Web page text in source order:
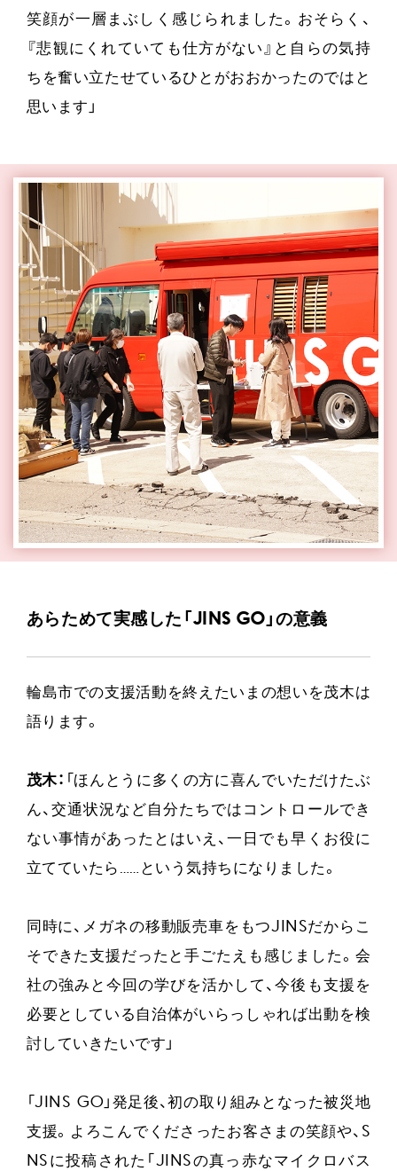
笑顔が一層まぶしく感じられました。おそらく、
『悲観にくれていても仕方がない』と自らの気持
ちを奮い立たせているひとがおおかったのではと
思います」
あらためて実感した「JINS GO」の意義
輪島市での支援活動を終えたいまの想いを茂木は
語ります。
茂木： 「ほんとうに多くの方に喜んでいただけたぶ
ん、交通状況など自分たちではコントロールでき
ない事情があったとはいえ、一日でも早くお役に
立てていたら……という気持ちになりました。
同時に、メガネの移動販売車をもつJINSだからこ
そできた支援だったと手ごたえも感じました。会
社の強みと今回の学びを活かして、今後も支援を
必要としている自治体がいらっしゃれば出動を検
討していきたいです」
「JINS GO」発足後、初の取り組みとなった被災地
支援。よろこんでくださったお客さまの笑顔や、S
NSに投稿された「JINSの真っ赤なマイクロバス